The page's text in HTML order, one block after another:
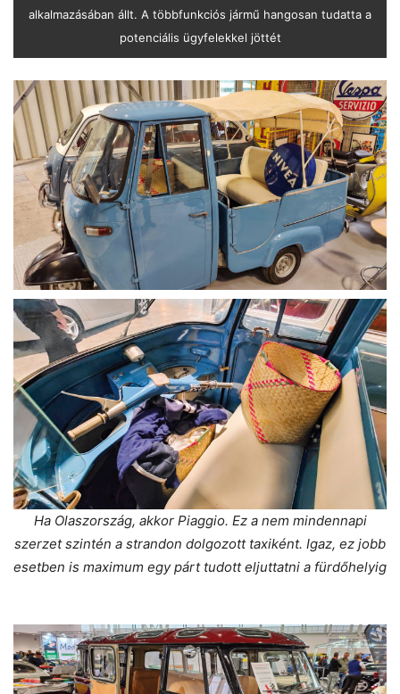
alkalmazásában állt. A többfunkciós jármű hangosan tudatta a
potenciális ügyfelekkel jöttét
Ha Olaszország, akkor Piaggio. Ez a nem mindennapi
szerzet szintén a strandon dolgozott taxiként. Igaz, ez jobb
esetben is maximum egy párt tudott eljuttatni a fürdőhelyig